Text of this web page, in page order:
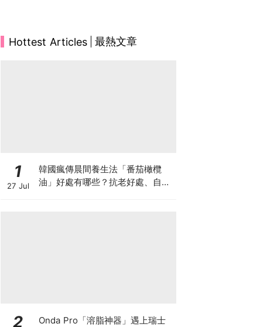
Hottest Articles 最熱文章
1
27 Jul
韓國瘋傳晨間養生法「番茄橄欖
油」好處有哪些？抗老好處、自製
2
Onda Pro「溶脂神器」遇上瑞士